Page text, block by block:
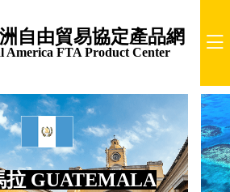
自由貿易協定產品網
America FTA Product Center
拉 GUATEMALA